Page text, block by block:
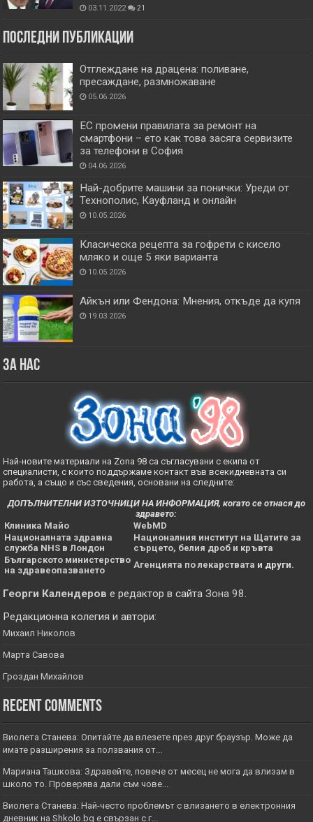
03.11.2022 21
Последни публикации
Отглеждане на драцена: поливане,
пресаждане, размножаване
05.06.2026
ЕС промени правилата за ремонт на
смартфони – ето как това засяга сервизите
за телефони в София
04.06.2026
Най-добрите машини за понички: Уреди от
Технополис, Кауфланд и онлайн
10.05.2026
Класическа рецепта за гофрети с кисело
мляко и още 5 яки варианта
10.05.2026
Айкън или Фендона: Мнения, откъде да купя
19.03.2026
За нас
Най-новите материали на Zona 98 са съгласувани с екипа от
специалисти, с които поддържаме контакт във всекидневната си
работа, а също и със сведения, основани на следните:
ДОПЪЛНИТЕЛНИ ИЗТОЧНИЦИ НА ИНФОРМАЦИЯ, когато се отнася до
здравето:
Клиника Майо
WebMD
Националната здравна
служба NHS в Лондон
Националния институт на Щатите за
сърцето, белия дроб и кръвта
Българското министерство
на здравеопазването
Агенцията по лекарствата и други.
Георги Календеров е редактор в сайтаЗона 98.
Редакционна колегия и автори:
Михаил Николов
Марта Савова
Гроздан Михайлов
Recent Comments
Виолета Станева: Опитайте да влезете през друг браузър. Може да
имате разширения за ползвания от...
Мариана Ташкова: Здравейте, повече от месец не мога да влизам в
школо то. Проверява дали съм чове...
Виолета Станева: Най-често проблемът с влизането в електронния
дневник на Shkolo.bg е свързан с г...